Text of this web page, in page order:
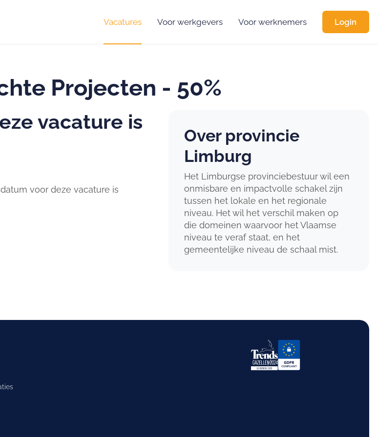
Vacatures Voor werkgevers Voor werknemers Login
Projecten - 50%
vacature is
voor deze vacature is
Over provincie
Limburg
Het Limburgse provinciebestuur wil een
onmisbare en impactvolle schakel zijn
tussen het lokale en het regionale
niveau. Het wil het verschil maken op
die domeinen waarvoor het Vlaamse
niveau te veraf staat, en het
gemeentelijke niveau de schaal mist.